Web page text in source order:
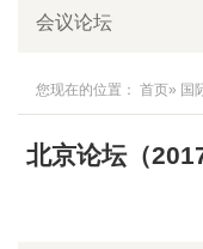
会议论坛
您现在的位置： 首页» 国
北京论坛（